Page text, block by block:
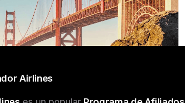
Airlines